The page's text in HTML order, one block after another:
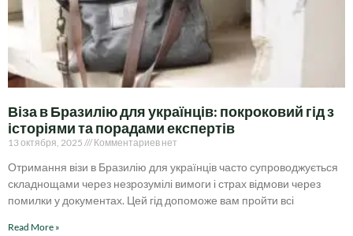
Віза в Бразилію для українців: покроковий гід з
історіями та порадами експертів
13 октября, 2025 Комментариев нет
Отримання візи в Бразилію для українців часто супроводжується
складнощами через незрозумілі вимоги і страх відмови через
помилки у документах. Цей гід допоможе вам пройти всі
Read More »